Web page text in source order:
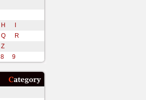
H
I
Q
R
Z
8 9